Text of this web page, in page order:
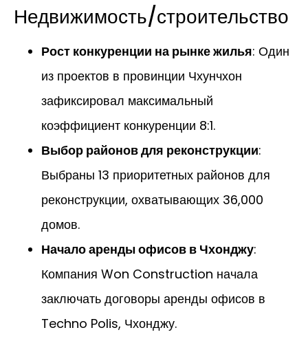
Недвижимость/строительство
Рост конкуренции на рынке жилья: Один
из проектов в провинции Чхунчхон
зафиксировал максимальный
коэффициент конкуренции 8:1.
Выбор районов для реконструкции:
Выбраны 13 приоритетных районов для
реконструкции, охватывающих 36,000
домов.
Начало аренды офисов в Чхонджу:
Компания Won Construction начала
заключать договоры аренды офисов в
Techno Polis, Чхонджу.